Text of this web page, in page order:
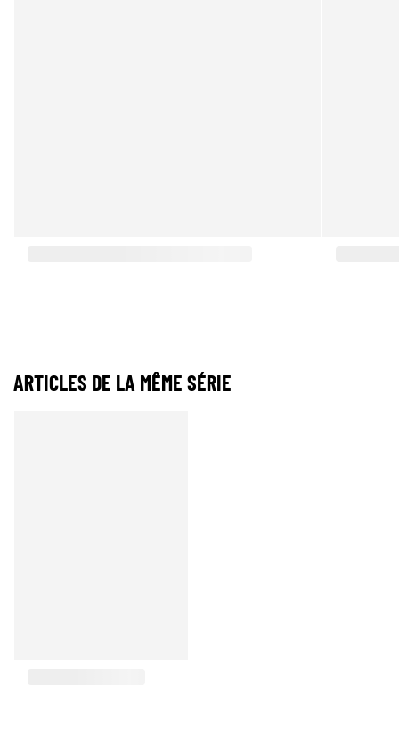
ARTICLES DE LA MÊME SÉRIE